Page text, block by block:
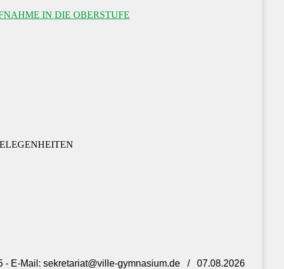
IN DIE OBERSTUFE
- E-Mail: sekretariat@ville-gymnasium.de / 07.08.2026